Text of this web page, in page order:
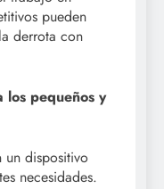
pueden
derrota con
los pequeños y
un dispositivo
necesidades.